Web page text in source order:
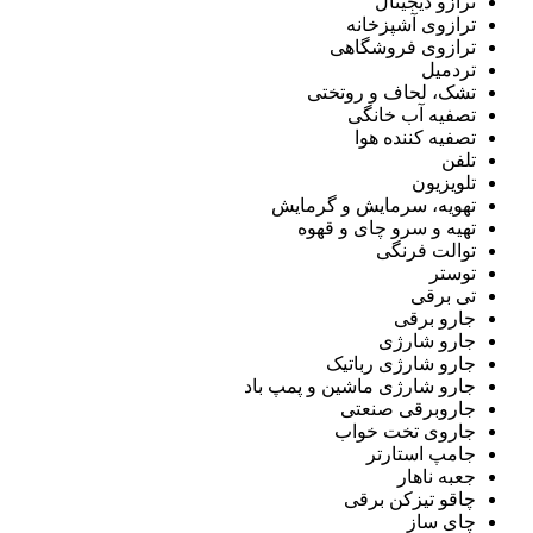
ترازوی آشپزخانه
ترازوی فروشگاهی
تردمیل
تشک، لحاف و روتختی
تصفیه آب خانگی
تصفیه کننده هوا
تلفن
تلویزیون
تهویه، سرمایش و گرمایش
تهیه و سرو چای و قهوه
توالت فرنگی
توستر
تی برقی
جارو برقی
جارو شارژی
جارو شارژی رباتیک
جارو شارژی ماشین و پمپ باد
جاروبرقی صنعتی
جاروی تخت خواب
جامپ استارتر
جعبه ناهار
چاقو تیزکن برقی
چای ساز